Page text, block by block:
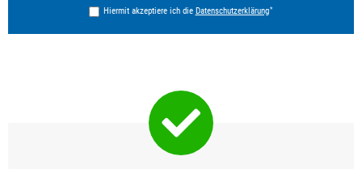
Hiermit akzeptiere ich die Daten­schutz­erklärung*